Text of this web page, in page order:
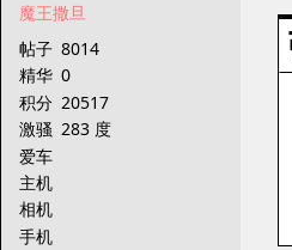
魔王撒旦
帖子 8014
精华 0
积分 20517
激骚 283 度
爱车
主机
相机
手机